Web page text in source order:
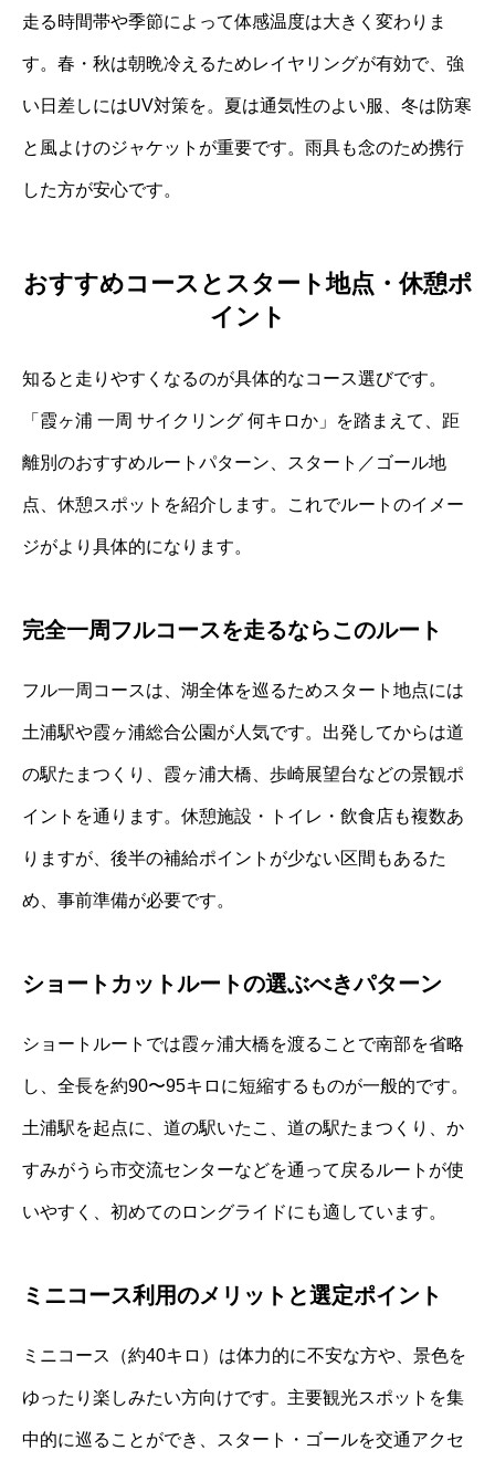
走る時間帯や季節によって体感温度は大きく変わりま
す。春・秋は朝晩冷えるためレイヤリングが有効で、強
い日差しにはUV対策を。夏は通気性のよい服、冬は防寒
と風よけのジャケットが重要です。雨具も念のため携行
した方が安心です。
おすすめコースとスタート地点・休憩ポ
イント
知ると走りやすくなるのが具体的なコース選びです。
「霞ヶ浦 一周 サイクリング 何キロか」を踏まえて、距
離別のおすすめルートパターン、スタート／ゴール地
点、休憩スポットを紹介します。これでルートのイメー
ジがより具体的になります。
完全一周フルコースを走るならこのルート
フル一周コースは、湖全体を巡るためスタート地点には
土浦駅や霞ヶ浦総合公園が人気です。出発してからは道
の駅たまつくり、霞ヶ浦大橋、歩崎展望台などの景観ポ
イントを通ります。休憩施設・トイレ・飲食店も複数あ
りますが、後半の補給ポイントが少ない区間もあるた
め、事前準備が必要です。
ショートカットルートの選ぶべきパターン
ショートルートでは霞ヶ浦大橋を渡ることで南部を省略
し、全長を約90〜95キロに短縮するものが一般的です。
土浦駅を起点に、道の駅いたこ、道の駅たまつくり、か
すみがうら市交流センターなどを通って戻るルートが使
いやすく、初めてのロングライドにも適しています。
ミニコース利用のメリットと選定ポイント
ミニコース（約40キロ）は体力的に不安な方や、景色を
ゆったり楽しみたい方向けです。主要観光スポットを集
中的に巡ることができ、スタート・ゴールを交通アクセ